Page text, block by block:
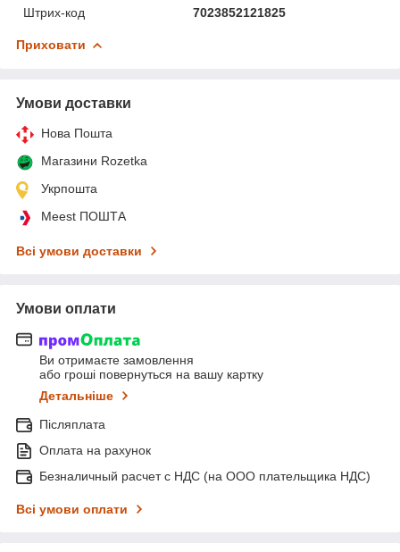
Штрих-код
7023852121825
Приховати
Умови доставки
Нова Пошта
Магазини Rozetka
Укрпошта
Meest ПОШТА
Всі умови доставки
Умови оплати
Ви отримаєте замовлення
або гроші повернуться на вашу картку
Детальніше
Післяплата
Оплата на рахунок
Безналичный расчет с НДС (на ООО плательщика НДС)
Всі умови оплати